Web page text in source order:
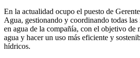
En la actualidad ocupo el puesto de
Agua, gestionando y coordinando todas
en agua de la compañía, con el objetivo de
agua y hacer un uso más eficiente y
hídricos.